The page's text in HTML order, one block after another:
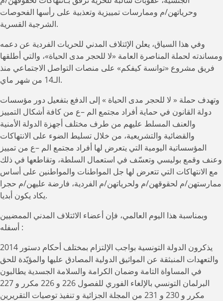
وحرياتهن/م وممارسات تمييزية وتعذبية على رأسها الفحوصات
الشرجية القسرية.
وفي هذا السياق، يعلن الإئتلاف المدني للحريات الفردية عن دعمه
ومساندته لحملة المناصرة العامة «لا للحجر مدى الحياة»، والتي أطلقها
فريق مشروع «توانسة كيفكم» على منصات التواصل الاجتماعي منذ
الـ14 من شهر ماي.
وتهدف حملة « لا للحجر مدى الحياة » إلى الدفع بتفعيل دور مؤسسات
دولة القانون في حماية أفراد مجتمع الم –ع من كافة أشكال التمييز
والعنف المسلط عليهم من طرف مختلف أجهزة الدولة الأمنية
والقضائية والتشريعية، من خلال تسليط الضوء على الانتهاكات
المؤسساتية اليومية التي يتعرض لها أفراد مجتمع الم –ع من تمييز
وعنف وقمع بوليسي وتعسّف في استعمال السلطة، وتقاطعها في ذلك
مع الانتهاكات التي تتعرض لها جل المواطنات والمواطنين على أساس
ممارستهن/م لحقوقهن/م ولحرياتهن/م الفردية، فارضة عليهن/م حجرا
يكاد يكون أبديا.
وبمناسبة هذا اليوم العالمي، فإن أعضاء الائتلاف المدني الممضيين
أسفله :
يذكرون الدولة التونسية بواجب الإلتزام بمختلف أحكام دستور 2014
والتعهدات المنبثقة عن المواثيق الدولية المصادق عليها والمؤيّدة للحق
في المساواة التامة وضمان الكرامة والسلامة الجسدية يطالبون
البرلمان التونسي بالإلغاء الفوري للفصول 226 و 226 مكرر و 227
مكرر و 230 و 231 من المجلة الجزائية و تنفيذ توصيات التقريرين